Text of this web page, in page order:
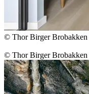
© Thor Birger Brobakken
© Thor Birger Brobakken